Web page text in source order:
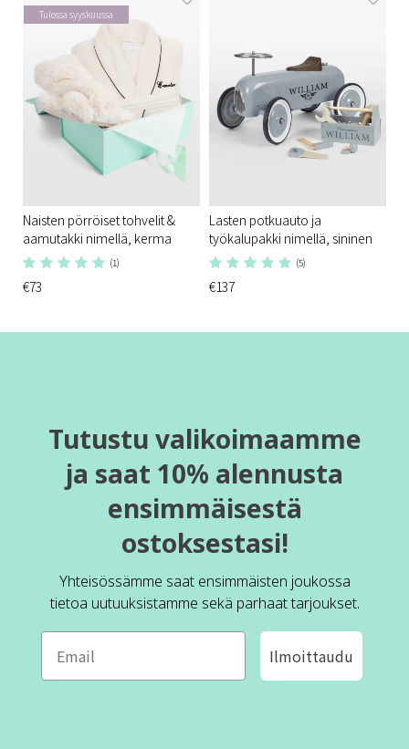
Tulossa syyskuussa
Naisten pörröiset tohvelit &
aamutakki nimellä, kerma
(1)
€73
Lasten potkuauto ja
työkalupakki nimellä, sininen
(5)
€137
Tutustu valikoimaamme
ja saat 10% alennusta
ensimmäisestä
ostoksestasi!
Yhteisössämme saat ensimmäisten joukossa
tietoa uutuuksistamme sekä parhaat tarjoukset.
Ilmoittaudu